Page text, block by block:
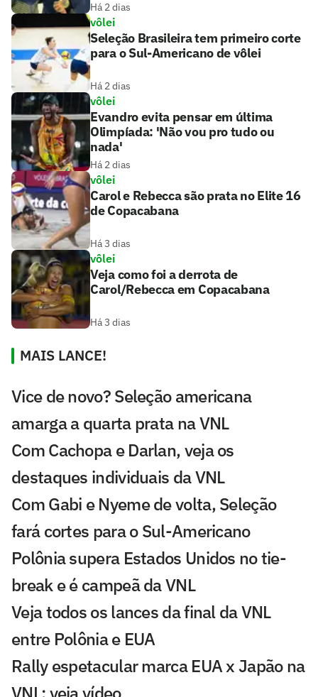
Há 2 dias
vôlei
Seleção Brasileira tem primeiro corte
para o Sul-Americano de vôlei
Há 2 dias
vôlei
Evandro evita pensar em última
Olimpíada: 'Não vou pro tudo ou
nada'
Há 2 dias
vôlei
Carol e Rebecca são prata no Elite 16
de Copacabana
Há 3 dias
vôlei
Veja como foi a derrota de
Carol/Rebecca em Copacabana
Há 3 dias
MAIS LANCE!
Vice de novo? Seleção americana
amarga a quarta prata na VNL
Com Cachopa e Darlan, veja os
destaques individuais da VNL
Com Gabi e Nyeme de volta, Seleção
fará cortes para o Sul-Americano
Polônia supera Estados Unidos no tie-
break e é campeã da VNL
Veja todos os lances da final da VNL
entre Polônia e EUA
Rally espetacular marca EUA x Japão na